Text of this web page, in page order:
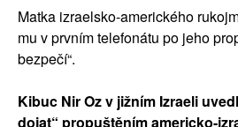
Matka izraelsko-amerického
mu v prvním telefonátu po jeho
bezpečí“.
Kibuc Nir Oz v jižním Izraeli
dojat“ propuštěním americko-